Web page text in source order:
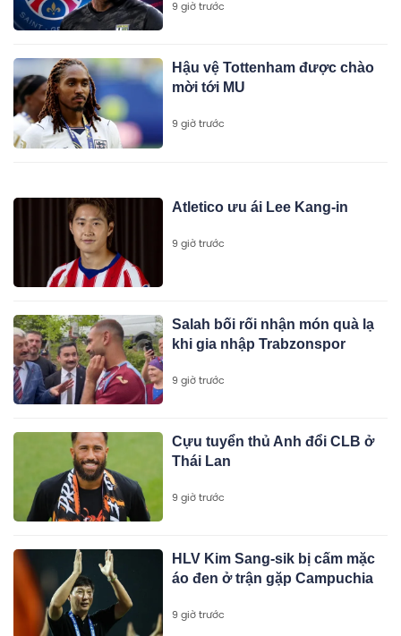
9 giờ trước
Hậu vệ Tottenham được chào
mời tới MU
9 giờ trước
Atletico ưu ái Lee Kang-in
9 giờ trước
Salah bối rối nhận món quà lạ
khi gia nhập Trabzonspor
9 giờ trước
Cựu tuyển thủ Anh đổi CLB ở
Thái Lan
9 giờ trước
HLV Kim Sang-sik bị cấm mặc
áo đen ở trận gặp Campuchia
9 giờ trước